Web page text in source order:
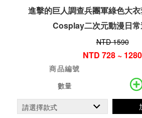
進擊的巨人調查兵團軍綠色大
Cosplay二次元動漫日
NTD 1590
NTD 728 ~ 1280
商品編號
數量